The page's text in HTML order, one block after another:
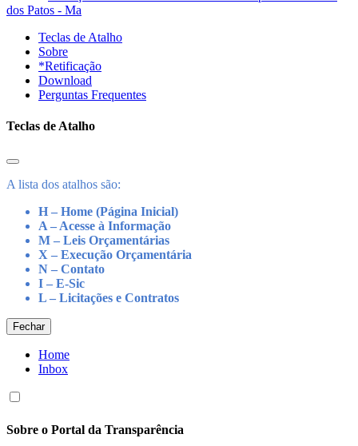
dos Patos - Ma
Teclas de Atalho
Sobre
*Retificação
Download
Perguntas Frequentes
Teclas de Atalho
A lista dos atalhos são:
H – Home (Página Inicial)
A – Acesse à Informação
M – Leis Orçamentárias
X – Execução Orçamentária
N – Contato
I – E-Sic
L – Licitações e Contratos
Fechar
Home
Inbox
Sobre o Portal da Transparência